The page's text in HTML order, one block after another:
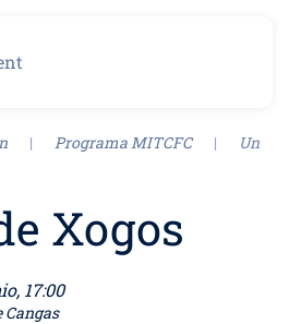
Programa MITCFC
Un
Xogos
17:00
Cangas